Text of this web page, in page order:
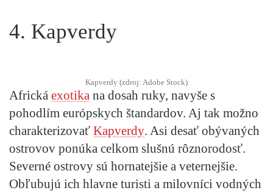
4. Kapverdy
Kapverdy (zdroj: Adobe Stock)
Africká exotika na dosah ruky, navyše s
pohodlím európskych štandardov. Aj tak možno
charakterizovať Kapverdy. Asi desať obývaných
ostrovov ponúka celkom slušnú rôznorodosť.
Severné ostrovy sú hornatejšie a veternejšie.
Obľubujú ich hlavne turisti a milovníci vodných